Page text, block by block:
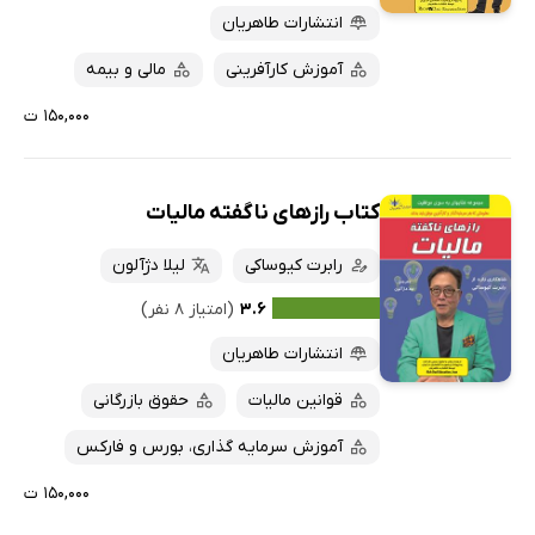
انتشارات طاهریان
آموزش کارآفرینی مالی و بیمه
۱۵۰,۰۰۰ ت
کتاب رازهای ناگفته مالیات
رابرت کیوساکی
لیلا دژآلون
۳.۶ (امتیاز ۸ نفر)
انتشارات طاهریان
قوانین مالیات حقوق بازرگانی
آموزش سرمایه گذاری، بورس و فارکس
۱۵۰,۰۰۰ ت